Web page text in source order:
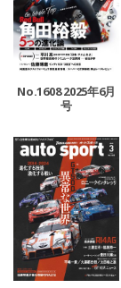
No.1608 2025年6月
号